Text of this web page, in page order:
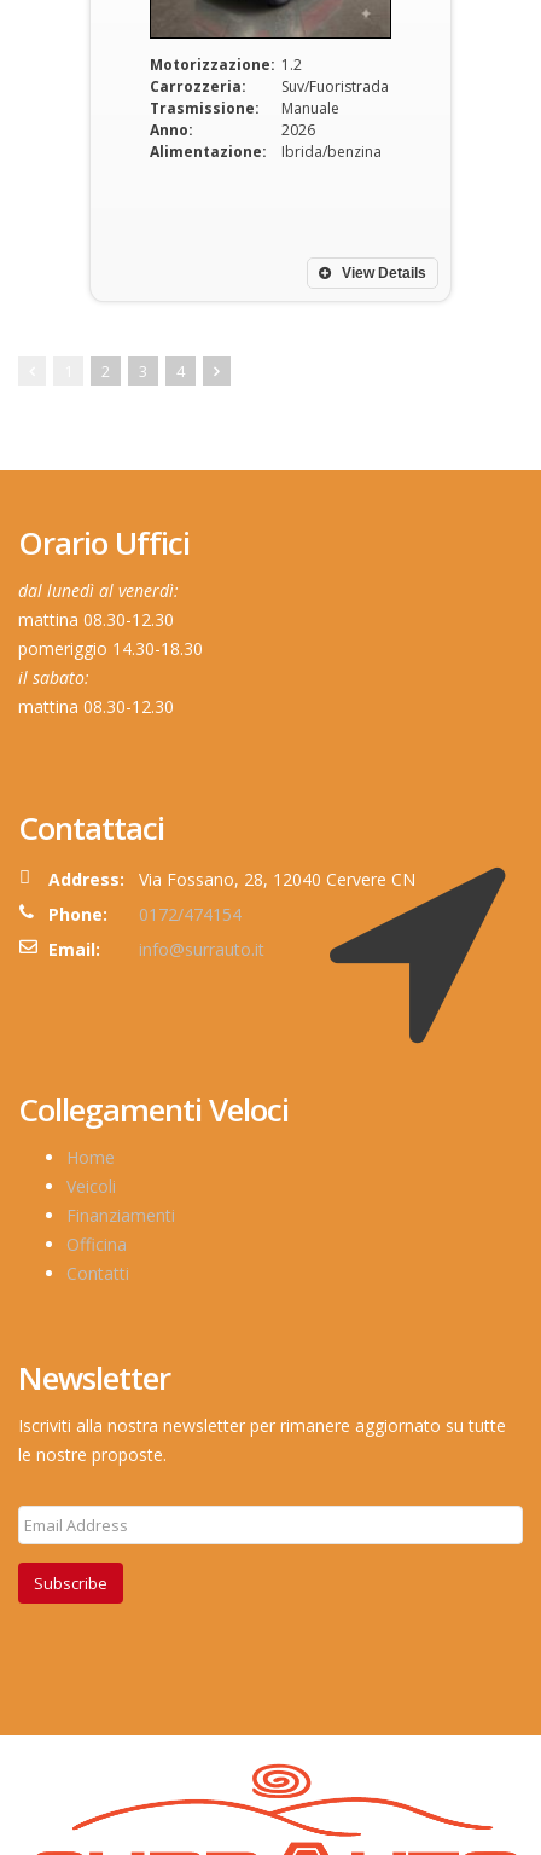
Motorizzazione: 1.2
Carrozzeria:
Suv/Fuoristrada
Trasmissione:
Manuale
Anno:
2026
Alimentazione:
Ibrida/benzina
View Details
2 3 4
Orario Uffici
dal lunedì al venerdì:
mattina 08.30-12.30
pomeriggio 14.30-18.30
il sabato:
mattina 08.30-12.30
Contattaci
Address:
Via Fossano, 28, 12040 Cervere CN
Phone:
0172/474154
Email:
info@surrauto.it
Collegamenti Veloci
Home
Veicoli
Finanziamenti
Officina
Contatti
Newsletter
Iscriviti alla nostra newsletter per rimanere aggiornato su tutte
le nostre proposte.
Subscribe